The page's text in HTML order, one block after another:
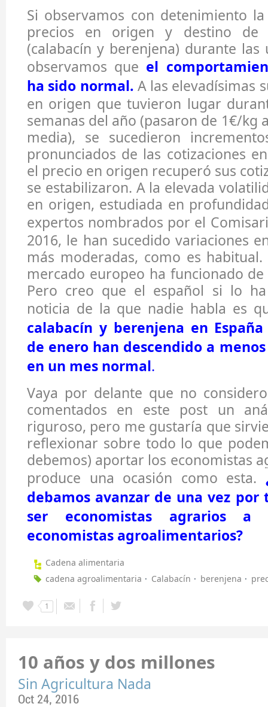
Si observamos con detenimiento
precios en origen y destino de
(calabacín y berenjena) durante las
observamos que el
ha sido normal. A las elevadísimas
en origen que tuvieron lugar
semanas del año (pasaron de 1€/kg
media), se sucedieron
pronunciados de las cotizaciones
el precio en origen recuperó sus
se estabilizaron. A la elevada
en origen, estudiada en
expertos nombrados por el
2016, le han sucedido variaciones
más moderadas, como es
mercado europeo ha funcionado
Pero creo que el español si lo
noticia de la que nadie habla es
calabacín y berenjena en
de enero han descendido a
en un mes normal.
Vaya por delante que no
comentados en este post un
riguroso, pero me gustaría que
reflexionar sobre todo lo que
debemos) aportar los economistas
produce una ocasión como esta.
debamos avanzar de una vez por
ser economistas agrarios a
economistas agroalimentarios?
Cadena alimentaria
cadena agroalimentaria
Calabacín berenjena
1
10 años y dos millones
Sin Agricultura Nada
Oct 24, 2016